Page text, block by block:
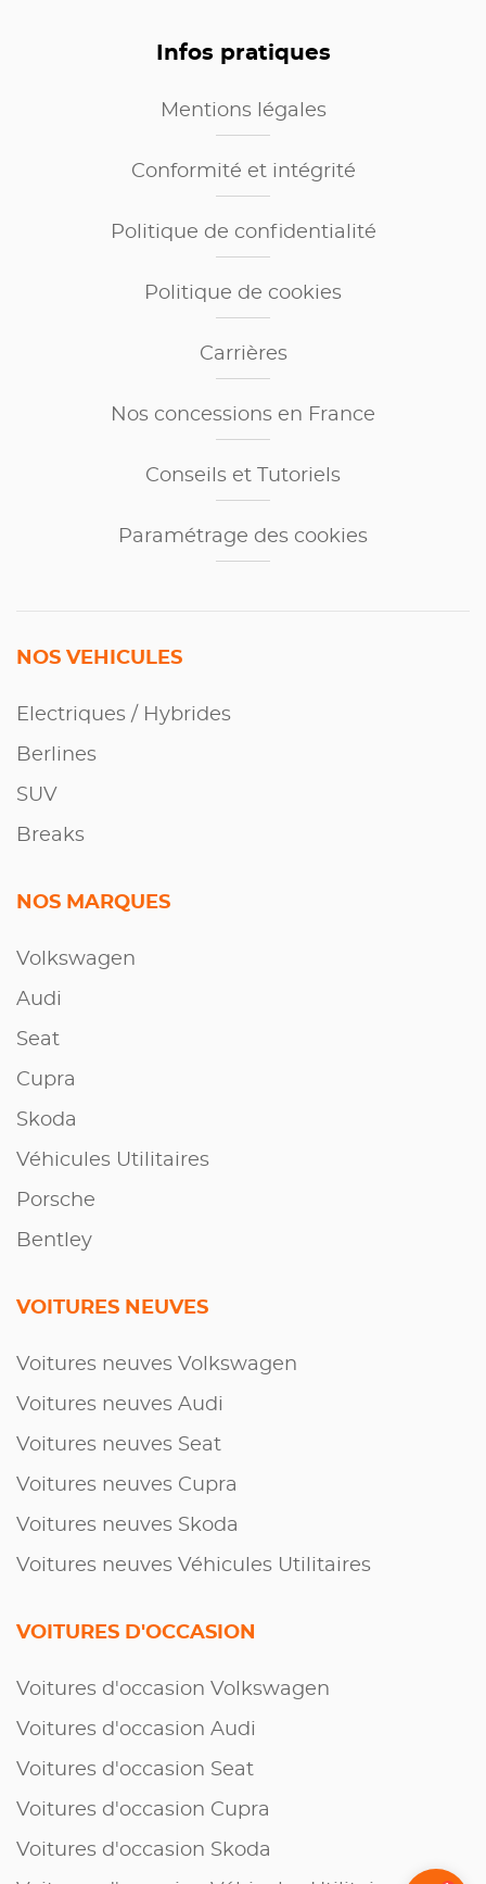
Infos pratiques
Mentions légales
Conformité et intégrité
Politique de confidentialité
Politique de cookies
Carrières
Nos concessions en France
Conseils et Tutoriels
Paramétrage des cookies
NOS VEHICULES
Electriques / Hybrides
Berlines
SUV
Breaks
NOS MARQUES
Volkswagen
Audi
Seat
Cupra
Skoda
Véhicules Utilitaires
Porsche
Bentley
VOITURES NEUVES
Voitures neuves Volkswagen
Voitures neuves Audi
Voitures neuves Seat
Voitures neuves Cupra
Voitures neuves Skoda
Voitures neuves Véhicules Utilitaires
VOITURES D'OCCASION
Voitures d'occasion Volkswagen
Voitures d'occasion Audi
Voitures d'occasion Seat
Voitures d'occasion Cupra
Voitures d'occasion Skoda